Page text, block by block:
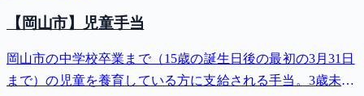
【岡山市】児童手当
岡山市の中学校卒業まで（15歳の誕生日後の最初の3月31日
まで）の児童を養育している方に支給される手当。3歳未満